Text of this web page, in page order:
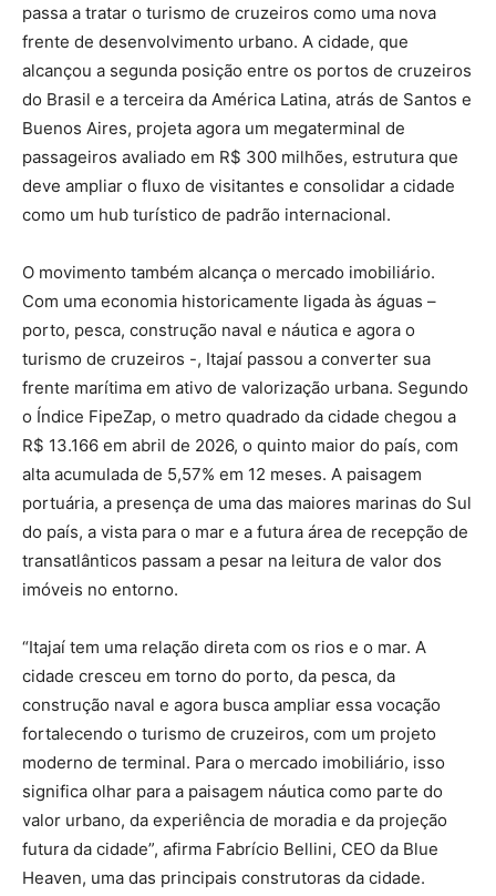
passa a tratar o turismo de cruzeiros como uma nova
frente de desenvolvimento urbano. A cidade, que
alcançou a segunda posição entre os portos de cruzeiros
do Brasil e a terceira da América Latina, atrás de Santos e
Buenos Aires, projeta agora um megaterminal de
passageiros avaliado em R$ 300 milhões, estrutura que
deve ampliar o fluxo de visitantes e consolidar a cidade
como um hub turístico de padrão internacional.
O movimento também alcança o mercado imobiliário.
Com uma economia historicamente ligada às águas –
porto, pesca, construção naval e náutica e agora o
turismo de cruzeiros -, Itajaí passou a converter sua
frente marítima em ativo de valorização urbana. Segundo
o Índice FipeZap, o metro quadrado da cidade chegou a
R$ 13.166 em abril de 2026, o quinto maior do país, com
alta acumulada de 5,57% em 12 meses. A paisagem
portuária, a presença de uma das maiores marinas do Sul
do país, a vista para o mar e a futura área de recepção de
transatlânticos passam a pesar na leitura de valor dos
imóveis no entorno.
“Itajaí tem uma relação direta com os rios e o mar. A
cidade cresceu em torno do porto, da pesca, da
construção naval e agora busca ampliar essa vocação
fortalecendo o turismo de cruzeiros, com um projeto
moderno de terminal. Para o mercado imobiliário, isso
significa olhar para a paisagem náutica como parte do
valor urbano, da experiência de moradia e da projeção
futura da cidade”, afirma Fabrício Bellini, CEO da Blue
Heaven, uma das principais construtoras da cidade.